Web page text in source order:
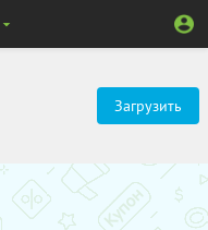
Загрузить